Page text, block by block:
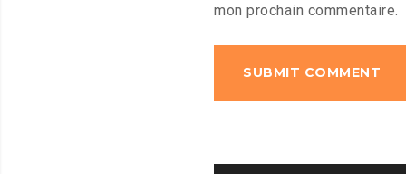
mon prochain commentaire.